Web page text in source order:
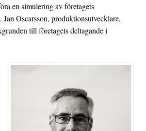
en simulering av företagets
Jan Oscarsson, produktionsutvecklare,
till företagets deltagande i